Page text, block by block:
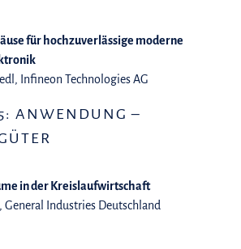
für hochzuverlässige moderne
Infineon Technologies AG
ANWENDUNG –
in der Kreislaufwirtschaft
General Industries Deutschland